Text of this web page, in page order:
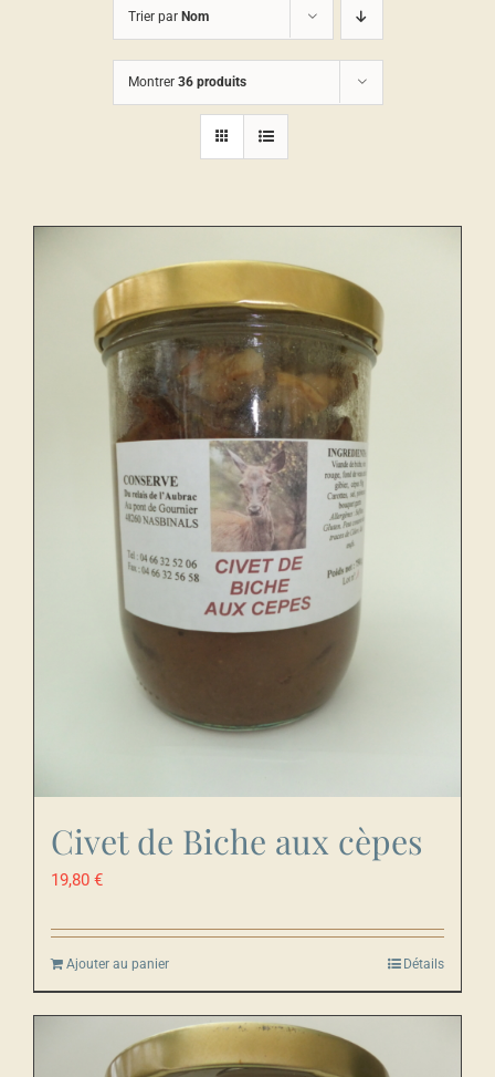
Trier par Nom
Montrer 36 produits
Civet de Biche aux cèpes
19,80 €
Ajouter au panier Détails